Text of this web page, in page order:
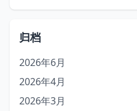
归档
2026年6月
2026年4月
2026年3月